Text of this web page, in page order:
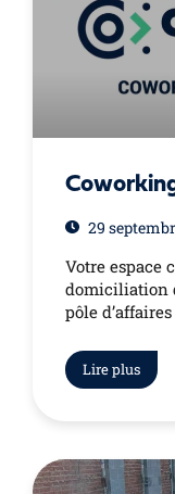
29
Votre espace
domiciliation
pôle
Lire plus